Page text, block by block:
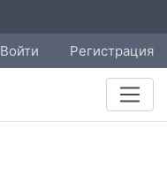
Войти Регистрация